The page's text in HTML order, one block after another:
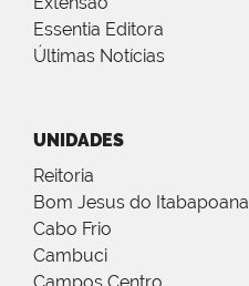
Essentia Editora
Últimas Notícias
UNIDADES
Reitoria
Bom Jesus do Itabapoana
Cabo Frio
Cambuci